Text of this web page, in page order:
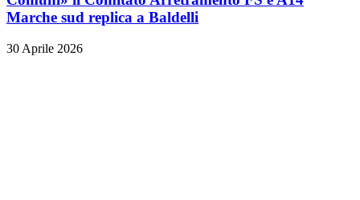
Marche sud replica a Baldelli
30 Aprile 2026